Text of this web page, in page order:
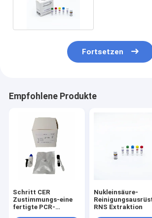
Fortsetzen
Empfohlene Produkte
Schritt CER
Zustimmungs-eine
fertigte PCR-
Nukleinsäure-
RNS Extraktion